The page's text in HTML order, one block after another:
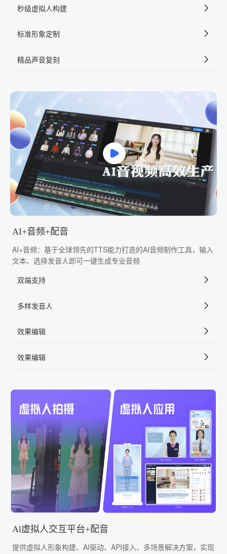
秒级虚拟人构建
标准形象定制
精品声音复刻
AI+音频+配音
AI+音频：基于全球领先的TTS能力打造的AI音频制作工具，输入
文本、选择发音人即可一键生成专业音频
双端支持
多样发音人
效果编辑
效果编辑
Al虚拟人交互平台+配音
提供虚拟人形象构建、AI驱动、API接入、多场景解决方案，实现